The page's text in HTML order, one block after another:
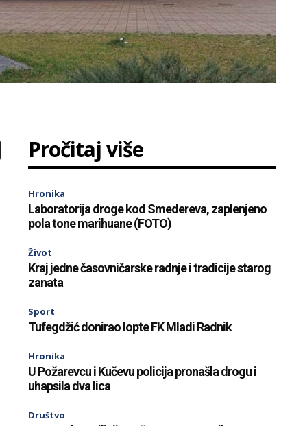
Pročitaj više
Hronika
Laboratorija droge kod Smedereva, zaplenjeno
pola tone marihuane (FOTO)
Život
Kraj jedne časovničarske radnje i tradicije starog
zanata
Sport
Tufegdžić donirao lopte FK Mladi Radnik
Hronika
U Požarevcu i Kučevu policija pronašla drogu i
uhapsila dva lica
Društvo